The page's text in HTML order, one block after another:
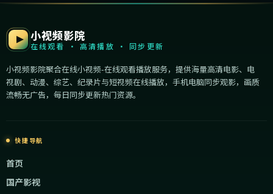
小视频影院
在线观看 · 高清播放 · 同步更新
小视频影院聚合在线小视频-在线观看播放服务，提供海量高清电影、电
视剧、动漫、综艺、纪录片与短视频在线播放，手机电脑同步观影，画质
流畅无广告，每日同步更新热门资源。
快捷导航
首页
国产影视